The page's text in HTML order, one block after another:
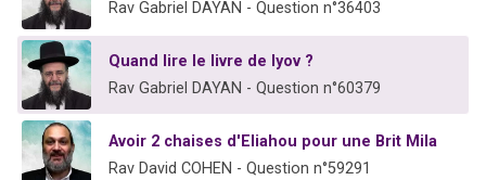
Rav Gabriel DAYAN - Question n°36403
Quand lire le livre de Iyov ?
Rav Gabriel DAYAN - Question n°60379
Avoir 2 chaises d'Eliahou pour une Brit Mila
Rav David COHEN - Question n°59291